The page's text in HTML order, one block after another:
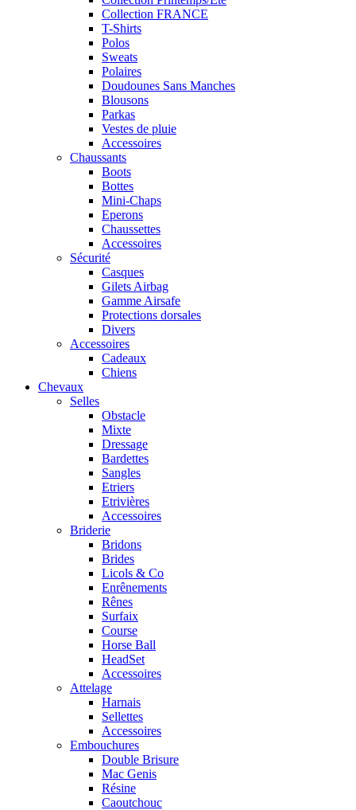
Collection FRANCE
T-Shirts
Polos
Sweats
Polaires
Doudounes Sans Manches
Blousons
Parkas
Vestes de pluie
Accessoires
Chaussants
Boots
Bottes
Mini-Chaps
Eperons
Chaussettes
Accessoires
Sécurité
Casques
Gilets Airbag
Gamme Airsafe
Protections dorsales
Divers
Accessoires
Cadeaux
Chiens
Chevaux
Selles
Obstacle
Mixte
Dressage
Bardettes
Sangles
Etriers
Etrivières
Accessoires
Briderie
Bridons
Brides
Licols & Co
Enrênements
Rênes
Surfaix
Course
Horse Ball
HeadSet
Accessoires
Attelage
Harnais
Sellettes
Accessoires
Embouchures
Double Brisure
Mac Genis
Résine
Caoutchouc